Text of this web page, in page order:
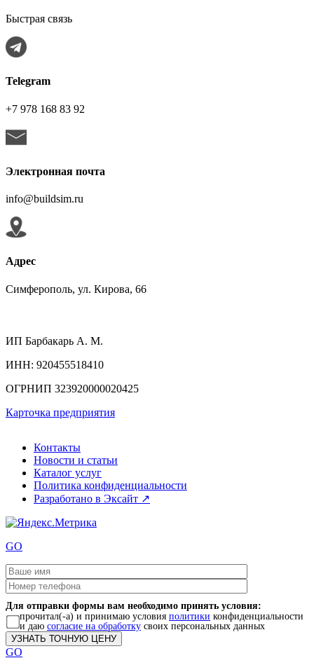
Быстрая связь
Telegram
+7 978 168 83 92
Электронная почта
info@buildsim.ru
Адрес
Симферополь, ул. Кирова, 66
ИП Барбакарь А. М.
ИНН: 920455518410
ОГРНИП 323920000020425
Карточка предприятия
Контакты
Новости и статьи
Каталог услуг
Политика конфиденциальности
Разработано в Эксайт ↗
GO
Для отправки формы вам необходимо принять условия:
прочитал(-а) и принимаю условия политики конфиденциальности
и даю согласие на обработку своих персональных данных
GO